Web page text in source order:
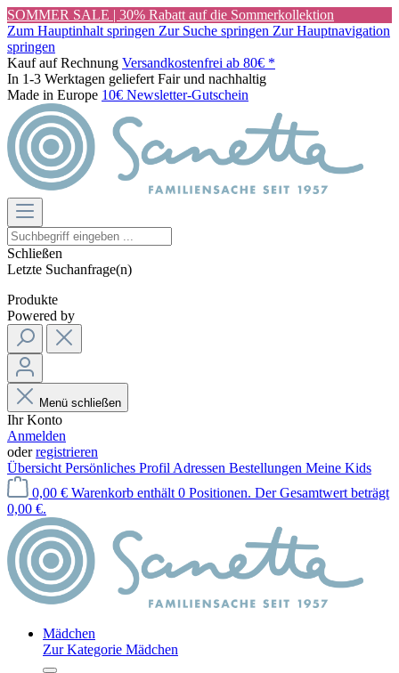
SOMMER SALE | 30% Rabatt auf die Sommerkollektion
Zum Hauptinhalt springen Zur Suche springen Zur Hauptnavigation
springen
Kauf auf Rechnung Versandkostenfrei ab 80€ *
In 1-3 Werktagen geliefert Fair und nachhaltig
Made in Europe 10€ Newsletter-Gutschein
Schließen
Letzte Suchanfrage(n)
Produkte
Powered by
Menü schließen
Ihr Konto
Anmelden
oderregistrieren
Übersicht Persönliches Profil Adressen Bestellungen Meine Kids
0,00 € Warenkorb enthält 0 Positionen. Der Gesamtwert beträgt
0,00 €.
Mädchen
Zur Kategorie Mädchen